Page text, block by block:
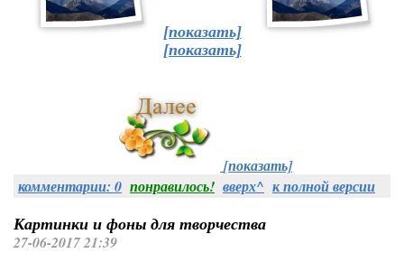
[показать]
[показать]
[показать]
комментарии: 0 понравилось! вверх^ к полной версии
Картинки и фоны для творчества
27-06-2017 21:39